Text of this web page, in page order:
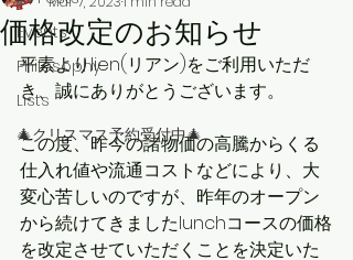
Events
Philosophy
Lists
🎄クリスマス予約受付中🎄
価格改定のお知らせ
平素よりlien(リアン)をご利用いただ
き、誠にありがとうございます。
この度、昨今の諸物価の高騰からくる
仕入れ値や流通コストなどにより、大
変心苦しいのですが、昨年のオープン
から続けてきましたlunchコースの価格
を改定させていただくことを決定いた